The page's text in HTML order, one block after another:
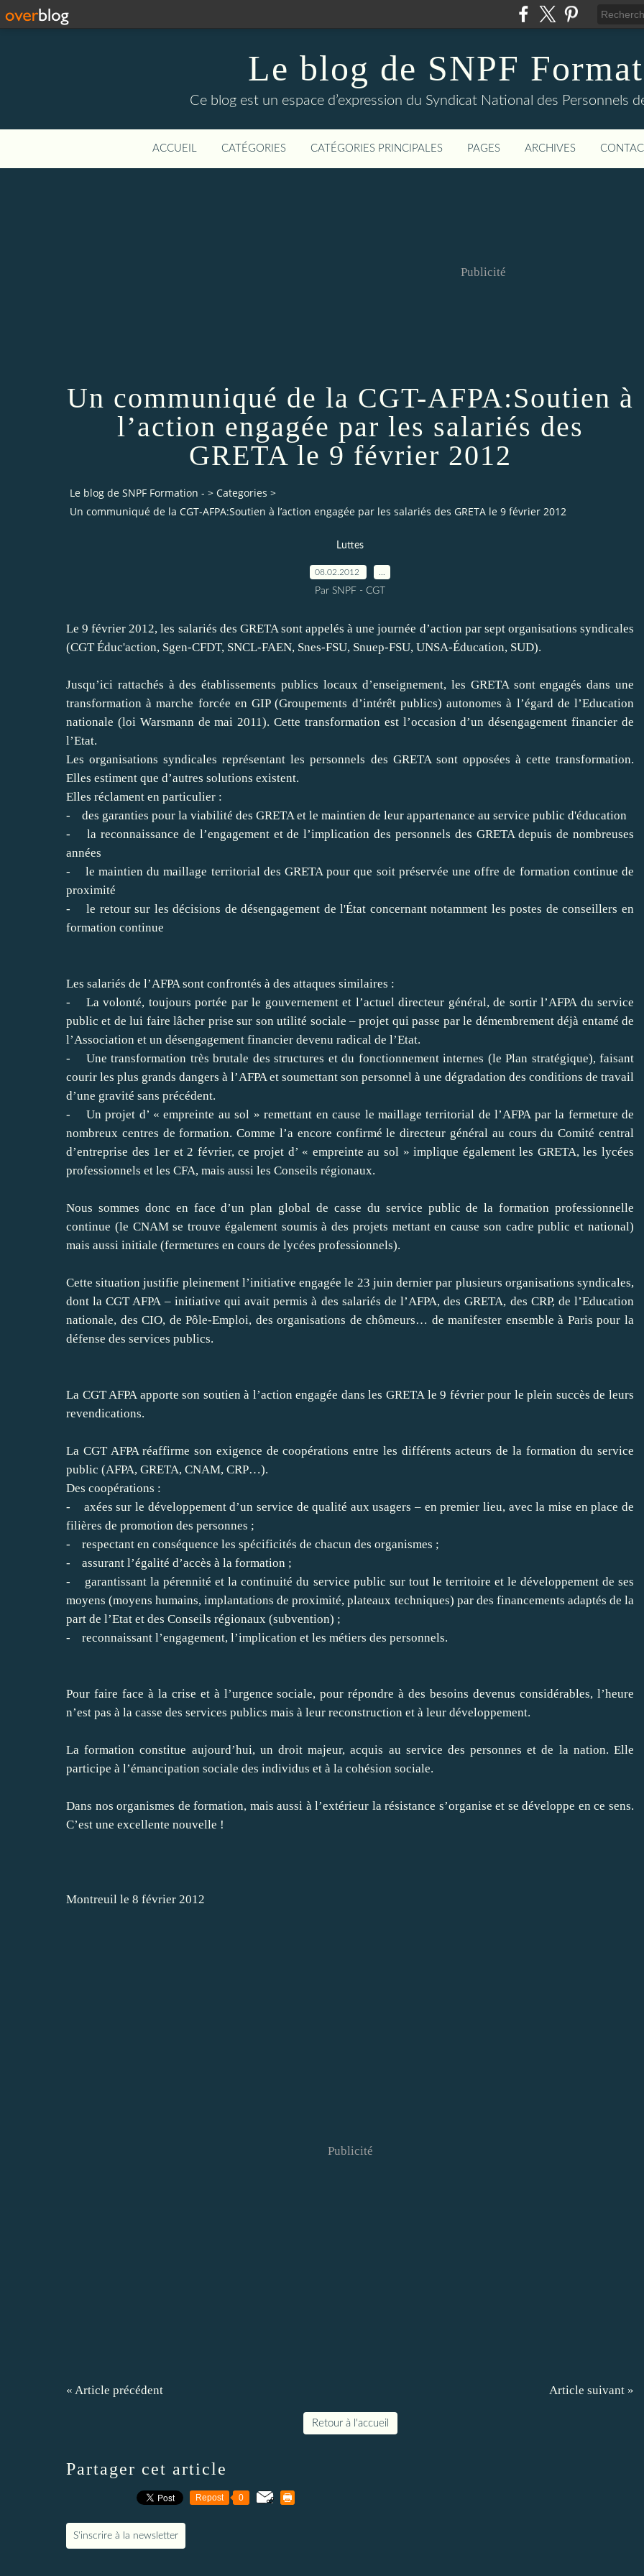
Le blog de SNPF
Ce blog est un espace d’expression du Syndicat National des Personnels
ACCUEIL CATÉGORIES CATÉGORIES PRINCIPALES PAGES ARCHIVES
Publicité
Un communiqué de la CGT-AFPA:Soutien à
l’action engagée par les salariés des
GRETA le 9 février 2012
Le blog de SNPF Formation - > Categories >
Un communiqué de la CGT-AFPA:Soutien à l’action engagée par les salariés des GRETA le 9 février 2012
Luttes
08.02.2012
Par SNPF - CGT
Le 9 février 2012, les salariés des GRETA sont appelés à une journée d’action par sept organisations syndicales
(CGT Éduc'action, Sgen-CFDT, SNCL-FAEN, Snes-FSU, Snuep-FSU, UNSA-Éducation, SUD).
Jusqu’ici rattachés à des établissements publics locaux d’enseignement, les GRETA sont engagés dans une
transformation à marche forcée en GIP (Groupements d’intérêt publics) autonomes à l’égard de l’Education
nationale (loi Warsmann de mai 2011). Cette transformation est l’occasion d’un désengagement financier de
l’Etat.
Les organisations syndicales représentant les personnels des GRETA sont opposées à cette transformation.
Elles estiment que d’autres solutions existent.
Elles réclament en particulier :
- des garanties pour la viabilité des GRETA et le maintien de leur appartenance au service public d'éducation
- la reconnaissance de l’engagement et de l’implication des personnels des GRETA depuis de nombreuses
années
- le maintien du maillage territorial des GRETA pour que soit préservée une offre de formation continue de
proximité
- le retour sur les décisions de désengagement de l'État concernant notamment les postes de conseillers en
formation continue
Les salariés de l’AFPA sont confrontés à des attaques similaires :
- La volonté, toujours portée par le gouvernement et l’actuel directeur général, de sortir l’AFPA du service
public et de lui faire lâcher prise sur son utilité sociale – projet qui passe par le démembrement déjà entamé de
l’Association et un désengagement financier devenu radical de l’Etat.
- Une transformation très brutale des structures et du fonctionnement internes (le Plan stratégique), faisant
courir les plus grands dangers à l’AFPA et soumettant son personnel à une dégradation des conditions de travail
d’une gravité sans précédent.
- Un projet d’ « empreinte au sol » remettant en cause le maillage territorial de l’AFPA par la fermeture de
nombreux centres de formation. Comme l’a encore confirmé le directeur général au cours du Comité central
d’entreprise des 1er et 2 février, ce projet d’ « empreinte au sol » implique également les GRETA, les lycées
professionnels et les CFA, mais aussi les Conseils régionaux.
Nous sommes donc en face d’un plan global de casse du service public de la formation professionnelle
continue (le CNAM se trouve également soumis à des projets mettant en cause son cadre public et national)
mais aussi initiale (fermetures en cours de lycées professionnels).
Cette situation justifie pleinement l’initiative engagée le 23 juin dernier par plusieurs organisations syndicales,
dont la CGT AFPA – initiative qui avait permis à des salariés de l’AFPA, des GRETA, des CRP, de l’Education
nationale, des CIO, de Pôle-Emploi, des organisations de chômeurs… de manifester ensemble à Paris pour la
défense des services publics.
La CGT AFPA apporte son soutien à l’action engagée dans les GRETA le 9 février pour le plein succès de leurs
revendications.
La CGT AFPA réaffirme son exigence de coopérations entre les différents acteurs de la formation du service
public (AFPA, GRETA, CNAM, CRP…).
Des coopérations :
- axées sur le développement d’un service de qualité aux usagers – en premier lieu, avec la mise en place de
filières de promotion des personnes ;
- respectant en conséquence les spécificités de chacun des organismes ;
- assurant l’égalité d’accès à la formation ;
- garantissant la pérennité et la continuité du service public sur tout le territoire et le développement de ses
moyens (moyens humains, implantations de proximité, plateaux techniques) par des financements adaptés de la
part de l’Etat et des Conseils régionaux (subvention) ;
- reconnaissant l’engagement, l’implication et les métiers des personnels.
Pour faire face à la crise et à l’urgence sociale, pour répondre à des besoins devenus considérables, l’heure
n’est pas à la casse des services publics mais à leur reconstruction et à leur développement.
La formation constitue aujourd’hui, un droit majeur, acquis au service des personnes et de la nation. Elle
participe à l’émancipation sociale des individus et à la cohésion sociale.
Dans nos organismes de formation, mais aussi à l’extérieur la résistance s’organise et se développe en ce sens.
C’est une excellente nouvelle !
Montreuil le 8 février 2012
Publicité
« Article précédent Article suivant »
Retour à l'accueil
Partager cet article
Repost 0
S'inscrire à la newsletter